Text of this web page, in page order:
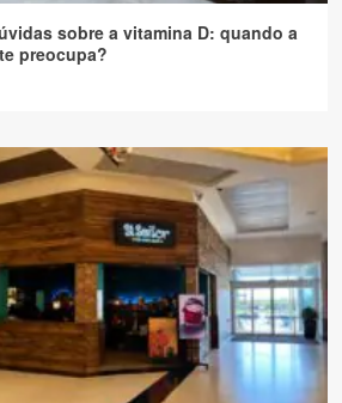
sobre a vitamina D: quando a
preocupa?